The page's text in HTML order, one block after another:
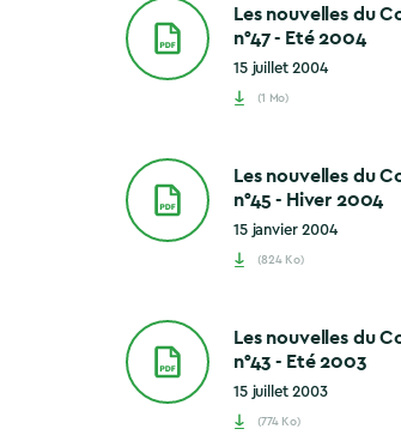
Les nouvelles du
n°47 - Eté 2004
15 juillet 2004
(1 Mo)
Les nouvelles du
n°45 - Hiver 2004
15 janvier 2004
(824 Ko)
Les nouvelles du
n°43 - Eté 2003
15 juillet 2003
(774 Ko)